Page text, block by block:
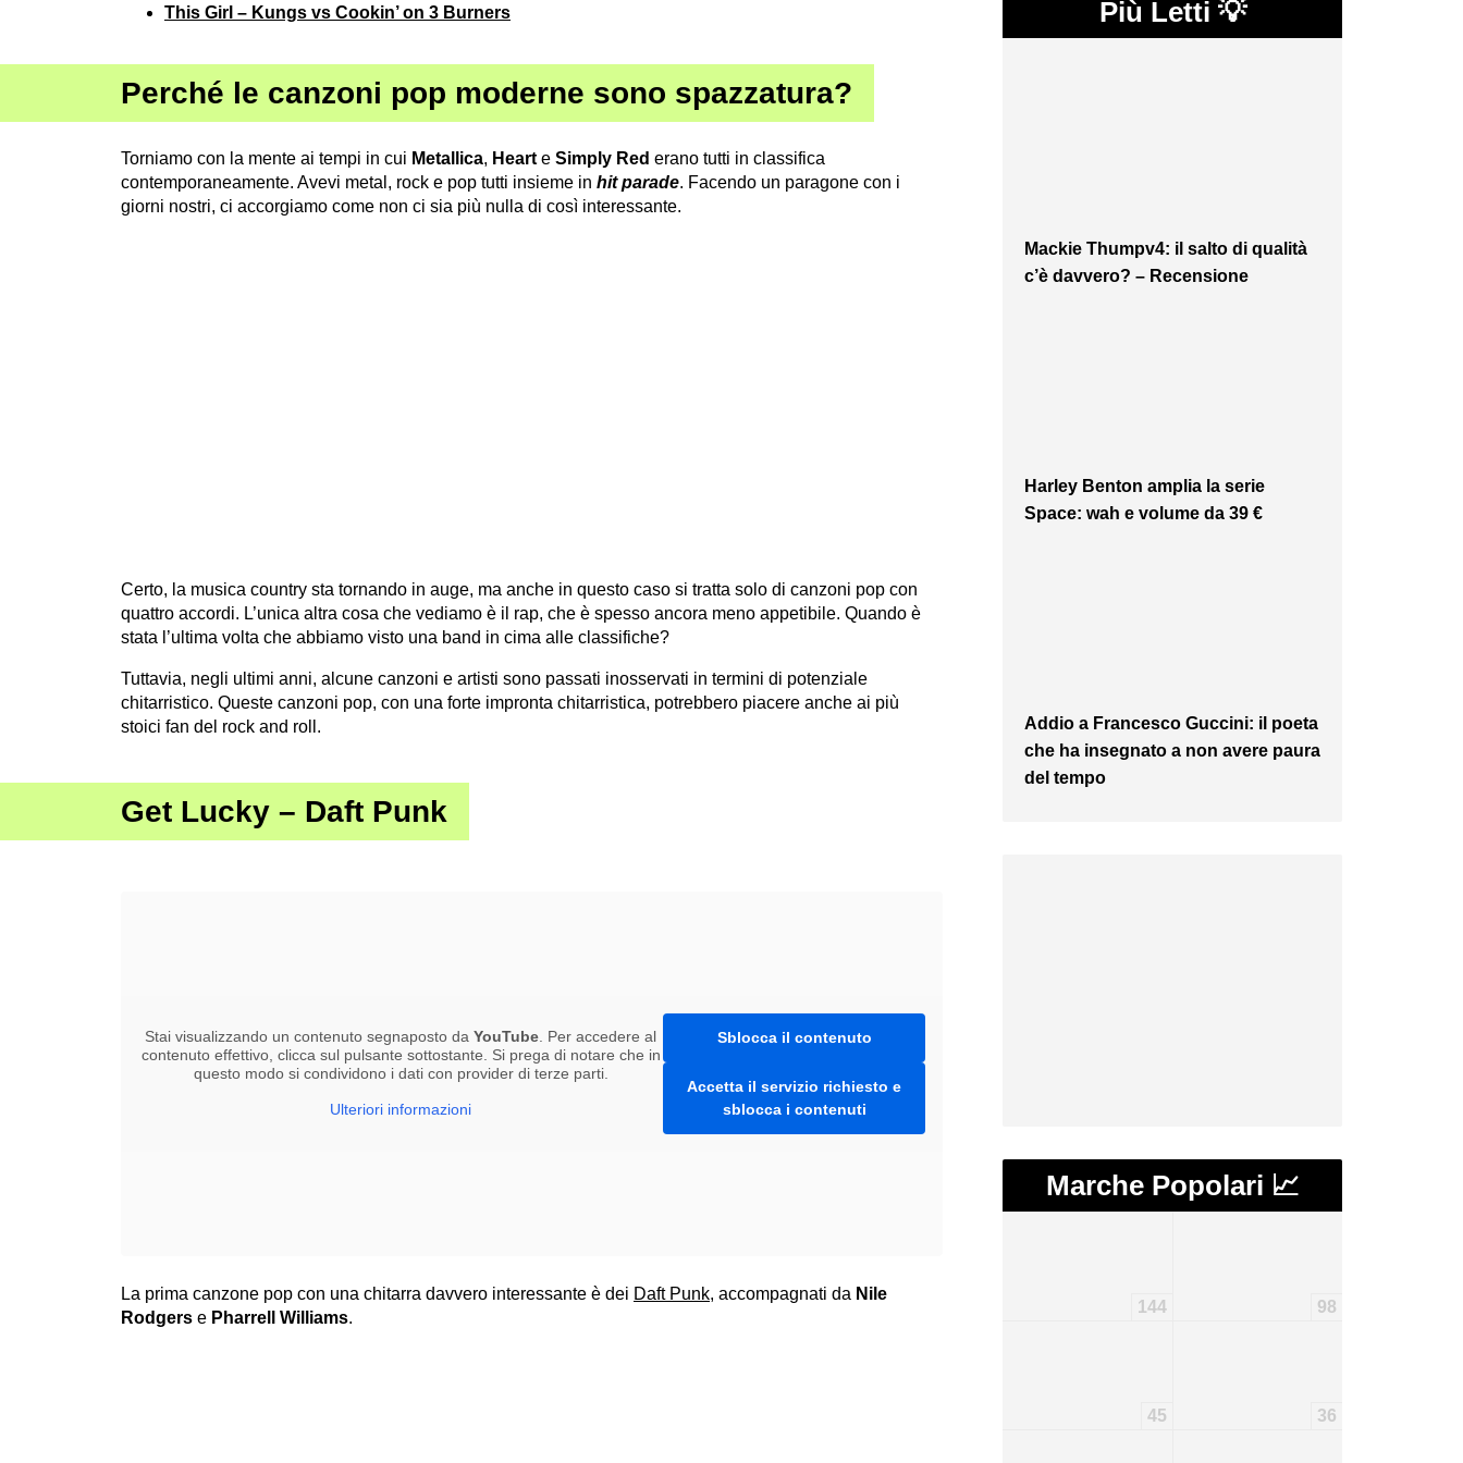
This Girl – Kungs vs Cookin’ on 3 Burners
Perché le canzoni pop moderne sono spazzatura?
Torniamo con la mente ai tempi in cui Metallica, Heart e Simply Red erano tutti in classifica
contemporaneamente. Avevi metal, rock e pop tutti insieme in hit parade. Facendo un paragone con i
giorni nostri, ci accorgiamo come non ci sia più nulla di così interessante.
Certo, la musica country sta tornando in auge, ma anche in questo caso si tratta solo di canzoni pop con
quattro accordi. L’unica altra cosa che vediamo è il rap, che è spesso ancora meno appetibile. Quando è
stata l’ultima volta che abbiamo visto una band in cima alle classifiche?
Tuttavia, negli ultimi anni, alcune canzoni e artisti sono passati inosservati in termini di potenziale
chitarristico. Queste canzoni pop, con una forte impronta chitarristica, potrebbero piacere anche ai più
stoici fan del rock and roll.
Get Lucky – Daft Punk
Stai visualizzando un contenuto segnaposto da YouTube. Per accedere al
contenuto effettivo, clicca sul pulsante sottostante. Si prega di notare che in
questo modo si condividono i dati con provider di terze parti.
Ulteriori informazioni
Sblocca il contenuto
Accetta il servizio richiesto e
sblocca i contenuti
La prima canzone pop con una chitarra davvero interessante è dei Daft Punk, accompagnati da Nile
Rodgers e Pharrell Williams.
Più Letti 💡
Mackie Thumpv4: il salto di qualità
c’è davvero? – Recensione
Harley Benton amplia la serie
Space: wah e volume da 39 €
Addio a Francesco Guccini: il poeta
che ha insegnato a non avere paura
del tempo
Marche Popolari 📈
144 98
45 36